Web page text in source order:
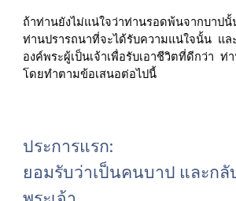
ถ้าท่านยังไม่แน่ใจว่าท่านรอดพ้นจากบาปนั้
ท่านปรารถนาที่จะได้รับความแน่ใจนั้น  แ
องค์พระผู้เป็นเจ้าเพื่อรับเอาชีวิตที่ดีกว่า  ท่
โดยทำตามข้อเสนอต่อไปนี้
ประการแรก:
ยอมรับว่าเป็นคนบาป และกลั